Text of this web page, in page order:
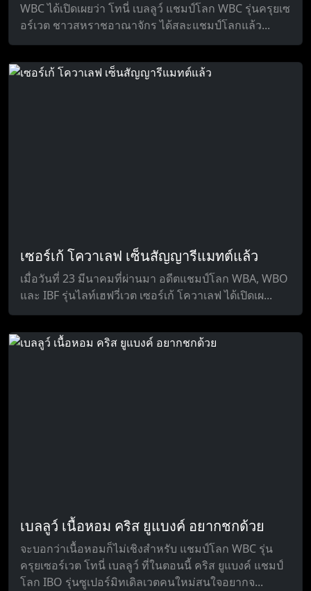
WBC ได้เปิดเผยว่า โทนี่ เบลลูว์ แชมป์โลก WBC รุ่นครุยเซ
อร์เวต ชาวสหราชอาณาจักร ได้สละแชมป์โลกแล้ว...
เซอร์เก้ โควาเลฟ เซ็นสัญญารีแมทต์แล้ว
เมื่อวันที่ 23 มีนาคมที่ผ่านมา อดีตแชมป์โลก WBA, WBO
และ IBF รุ่นไลท์เฮฟวี่เวต เซอร์เก้ โควาเลฟ ได้เปิดเผ...
เบลลูว์ เนื้อหอม คริส ยูแบงค์ อยากชกด้วย
จะบอกว่าเนื้อหอมก็ไม่เชิงสำหรับ แชมป์โลก WBC รุ่น
ครุยเซอร์เวต โทนี่ เบลลูว์ ที่ในตอนนี้ คริส ยูแบงค์ แชมป์
โลก IBO รุ่นซูเปอร์มิทเดิลเวตคนใหม่สนใจอยากจ...